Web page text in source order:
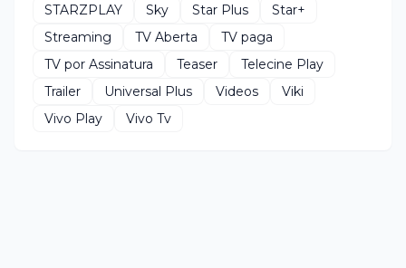
STARZPLAY
Sky Star Plus
Star+
Streaming
TV Aberta
TV paga
TV por Assinatura
Teaser
Telecine Play
Trailer
Universal Plus Videos
Viki
Vivo Play
Vivo Tv